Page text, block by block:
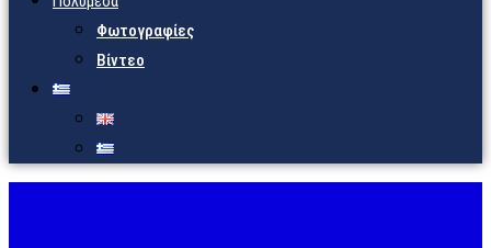
Φωτογραφίες
Βίντεο